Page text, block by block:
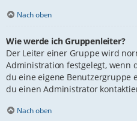
Nach oben
Wie werde ich Gruppenleiter?
Der Leiter einer Gruppe wird
Administration festgelegt, wenn
du eine eigene Benutzergruppe
du einen Administrator
Nach oben